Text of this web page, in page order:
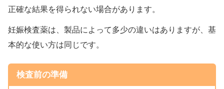
正確な結果を得られない場合があります。
妊娠検査薬は、製品によって多少の違いはありますが、基
本的な使い方は同じです。
検査前の準備